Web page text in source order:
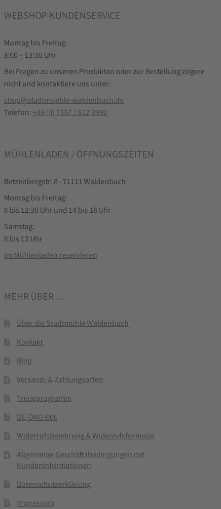
WEBSHOP-KUNDENSERVICE
Montag bis Freitag:
8:00 – 13:30 Uhr
Bei Fragen zu unseren Produkten oder zur Bestellung zögere
nicht und kontaktiere uns unter:
shop@stadtmuehle-waldenbuch.de
Telefon: +49 (0) 7157 / 812 3992
MÜHLENLADEN / ÖFFNUNGSZEITEN
Betzenbergstr. 8 · 71111 Waldenbuch
Montag bis Freitag:
8 bis 12:30 Uhr und 14 bis 18 Uhr
Samstag:
8 bis 13 Uhr
Im Mühlenladen reservieren
MEHR ÜBER …
Über die Stadtmühle Waldenbuch
Kontakt
Blog
Versand- & Zahlungsarten
Treueprogramm
DE-ÖKO-006
Widerrufsbelehrung & Widerrufsformular
Allgemeine Geschäftsbedingungen mit
Kundeninformationen
Datenschutzerklärung
Impressum